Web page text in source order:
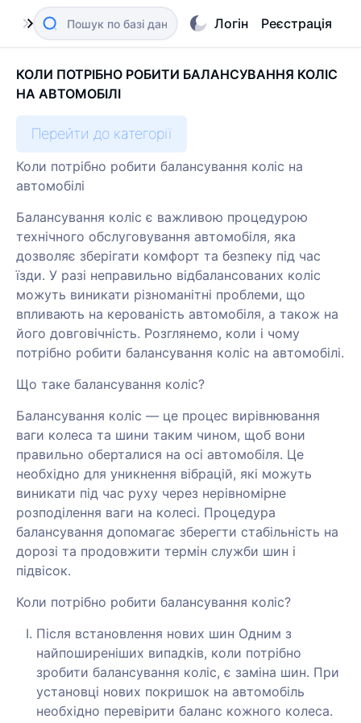
Логін Реєстрація
КОЛИ ПОТРІБНО РОБИТИ БАЛАНСУВАННЯ КОЛІС
НА АВТОМОБІЛІ
Перейти до категорії
Коли потрібно робити балансування коліс на
автомобілі
Балансування коліс є важливою процедурою
технічного обслуговування автомобіля, яка
дозволяє зберігати комфорт та безпеку під час
їзди. У разі неправильно відбалансованих коліс
можуть виникати різноманітні проблеми, що
впливають на керованість автомобіля, а також на
його довговічність. Розглянемо, коли і чому
потрібно робити балансування коліс на автомобілі.
Що таке балансування коліс?
Балансування коліс — це процес вирівнювання
ваги колеса та шини таким чином, щоб вони
правильно оберталися на осі автомобіля. Це
необхідно для уникнення вібрацій, які можуть
виникати під час руху через нерівномірне
розподілення ваги на колесі. Процедура
балансування допомагає зберегти стабільність на
дорозі та продовжити термін служби шин і
підвісок.
Коли потрібно робити балансування коліс?
Після встановлення нових шин Одним з
найпоширеніших випадків, коли потрібно
зробити балансування коліс, є заміна шин. При
установці нових покришок на автомобіль
необхідно перевірити баланс кожного колеса.